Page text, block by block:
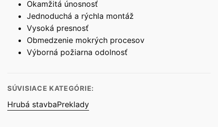
Okamžitá únosnosť
Jednoduchá a rýchla montáž
Vysoká presnosť
Obmedzenie mokrých procesov
Výborná požiarna odolnosť
SÚVISIACE KATEGÓRIE:
Hrubá stavbaPreklady